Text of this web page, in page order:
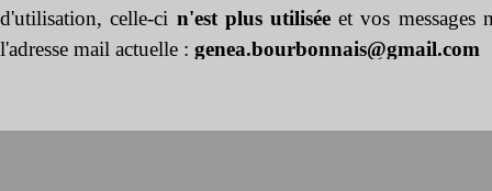
d'utilisation, celle-ci n'est plus utilisée et vos messages
l'adresse mail actuelle : genea.bourbonnais@gmail.com